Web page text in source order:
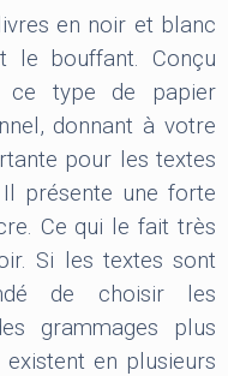
en noir et blanc
le bouffant. Conçu
ce type de papier
donnant à votre
pour les textes
présente une forte
Ce qui le fait très
Si les textes sont
de choisir les
grammages plus
en plusieurs